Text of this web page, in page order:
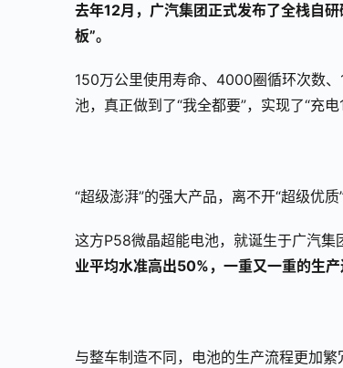
去年12月，广汽集团正式发布了全栈自
板”。
150万公里使用寿命、4000圈循环次数
池，真正做到了“我全都要”，实现了“充
“超级澎湃”的强大产品，离不开“超级优质
这方P58微晶超能电池，就诞生于广汽集
业平均水准高出50%，一重又一重的生产
与整车制造不同，电池的生产流程更加